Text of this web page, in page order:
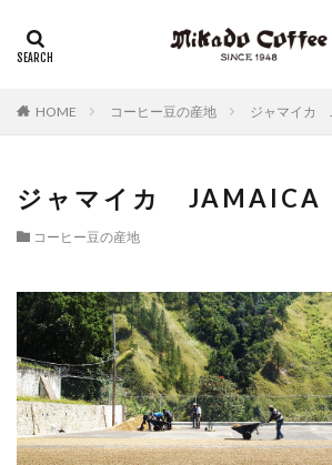
HOME コーヒー豆の産地 ジャマイカ
ジャマイカ JAMAICA
コーヒー豆の産地
リキッドコーヒー アイス
チーズケーキ